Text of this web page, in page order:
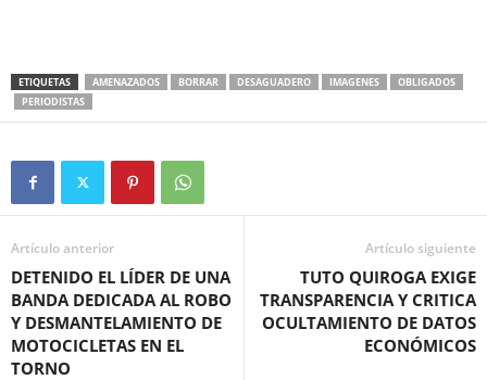
ETIQUETAS AMENAZADOS BORRAR DESAGUADERO IMAGENES
OBLIGADOS
PERIODISTAS
Artículo anterior
DETENIDO EL LÍDER DE UNA
BANDA DEDICADA AL ROBO
Y DESMANTELAMIENTO DE
MOTOCICLETAS EN EL
TORNO
Artículo siguiente
TUTO QUIROGA EXIGE
TRANSPARENCIA Y CRITICA
OCULTAMIENTO DE DATOS
ECONÓMICOS